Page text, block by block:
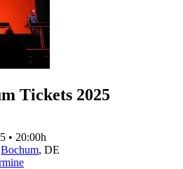
Tickets 2025
• 20:00h
Bochum, DE